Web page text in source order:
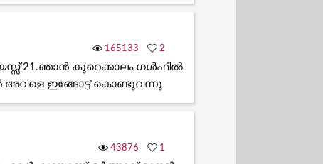
165133 2
21.ഞാൻ കുറെക്കാലം ഗൾഫിൽ
ഇങ്ങോട്ട് കൊണ്ടുവന്നു
43876 1